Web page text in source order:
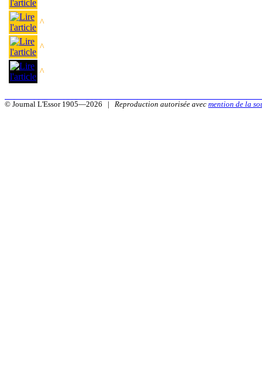
^
^
^
© Journal L'Essor 1905—2026 | Reproduction autorisée avec mention de la